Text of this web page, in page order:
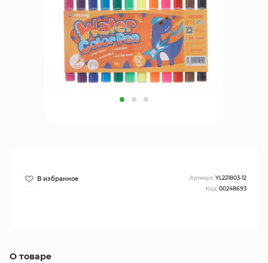
О товаре
Артикул:YL221803-12
Код:00248693